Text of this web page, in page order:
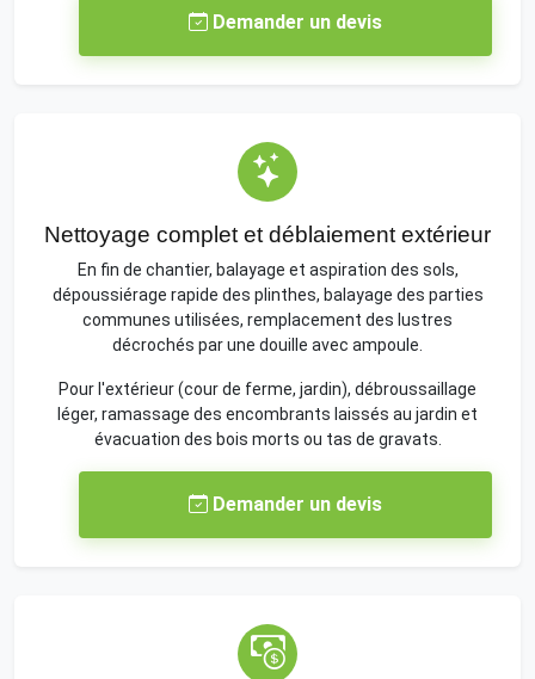
Demander un devis
Nettoyage complet et déblaiement extérieur
En fin de chantier, balayage et aspiration des sols,
dépoussiérage rapide des plinthes, balayage des parties
communes utilisées, remplacement des lustres
décrochés par une douille avec ampoule.
Pour l'extérieur (cour de ferme, jardin), débroussaillage
léger, ramassage des encombrants laissés au jardin et
évacuation des bois morts ou tas de gravats.
Demander un devis